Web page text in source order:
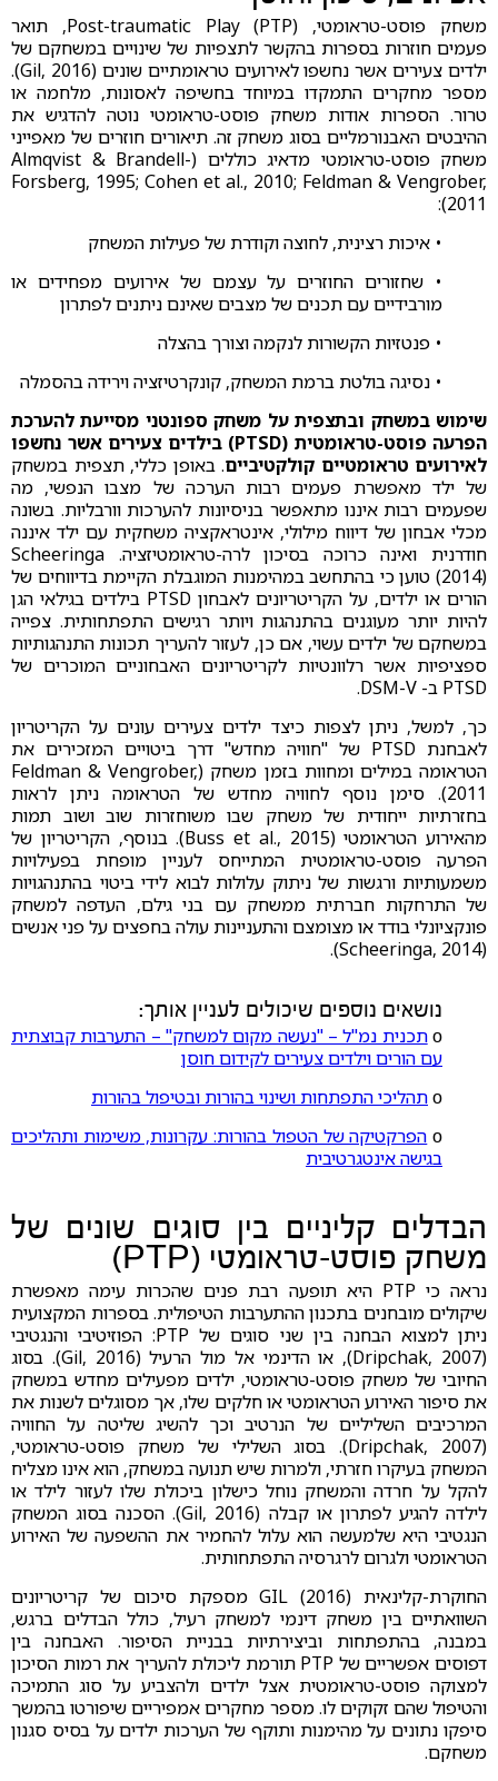
משחק פוסט-טראומטי, Post-traumatic Play (PTP), תואר
פעמים חוזרות בספרות בהקשר לתצפיות של שינויים במשחקם של
ילדים צעירים אשר נחשפו לאירועים טראומתיים שונים (Gil, 2016).
מספר מחקרים התמקדו במיוחד בחשיפה לאסונות, מלחמה או
טרור. הספרות אודות משחק פוסט-טראומטי נוטה להדגיש את
ההיבטים האבנורמליים בסוג משחק זה. תיאורים חוזרים של מאפייני
משחק פוסט-טראומטי מדאיג כוללים (Almqvist & Brandell-
Forsberg, 1995; Cohen et al., 2010; Feldman & Vengrober,
2011):
• איכות רצינית, לחוצה וקודרת של פעילות המשחק
• שחזורים החוזרים על עצמם של אירועים מפחידים או
מורבידיים עם תכנים של מצבים שאינם ניתנים לפתרון
• פנטזיות הקשורות לנקמה וצורך בהצלה
• נסיגה בולטת ברמת המשחק, קונקרטיזציה וירידה בהסמלה
שימוש במשחק ובתצפית על משחק ספונטני מסייעת להערכת
הפרעה פוסט-טראומטית (PTSD) בילדים צעירים אשר נחשפו
לאירועים טראומטיים קולקטיביים. באופן כללי, תצפית במשחק
של ילד מאפשרת פעמים רבות הערכה של מצבו הנפשי, מה
שפעמים רבות איננו מתאפשר בניסיונות להערכות וורבליות. בשונה
מכלי אבחון של דיווח מילולי, אינטראקציה משחקית עם ילד איננה
חודרנית ואינה כרוכה בסיכון לרה-טראומטיזציה. Scheeringa
(2014) טוען כי בהתחשב במהימנות המוגבלת הקיימת בדיווחים של
הורים או ילדים, על הקריטריונים לאבחון PTSD בילדים בגילאי הגן
להיות יותר מעוגנים בהתנהגות ויותר רגישים התפתחותית. צפייה
במשחקם של ילדים עשוי, אם כן, לעזור להעריך תכונות התנהגותיות
ספציפיות אשר רלוונטיות לקריטריונים האבחוניים המוכרים של
PTSD ב- DSM-V.
כך, למשל, ניתן לצפות כיצד ילדים צעירים עונים על הקריטריון
לאבחנת PTSD של "חוויה מחדש" דרך ביטויים המזכירים את
הטראומה במילים ומחוות בזמן משחק (Feldman & Vengrober,
2011). סימן נוסף לחוויה מחדש של הטראומה ניתן לראות
בחזרתיות ייחודית של משחק שבו משוחזרות שוב ושוב תמות
מהאירוע הטראומטי (Buss et al., 2015). בנוסף, הקריטריון של
הפרעה פוסט-טראומטית המתייחס לעניין מופחת בפעילויות
משמעותיות ורגשות של ניתוק עלולות לבוא לידי ביטוי בהתנהגויות
של התרחקות חברתית ממשחק עם בני גילם, העדפה למשחק
פונקציונלי בודד או מצומצם והתעניינות עולה בחפצים על פני אנשים
(Scheeringa, 2014).
נושאים נוספים שיכולים לעניין אותך:
οתכנית נמ"ל – "נעשה מקום למשחק" – התערבות קבוצתית
עם הורים וילדים צעירים לקידום חוסן
οתהליכי התפתחות ושינוי בהורות ובטיפול בהורות
ο הפרקטיקה של הטפול בהורות: עקרונות, משימות ותהליכים
בגישה אינטגרטיבית
הבדלים קליניים בין סוגים שונים של
משחק פוסט-טראומטי (PTP)
נראה כי PTP היא תופעה רבת פנים שהכרות עימה מאפשרת
שיקולים מובחנים בתכנון ההתערבות הטיפולית. בספרות המקצועית
ניתן למצוא הבחנה בין שני סוגים של PTP: הפוזיטיבי והנגטיבי
(Dripchak, 2007), או הדינמי אל מול הרעיל (Gil, 2016). בסוג
החיובי של משחק פוסט-טראומטי, ילדים מפעילים מחדש במשחק
את סיפור האירוע הטראומטי או חלקים שלו, אך מסוגלים לשנות את
המרכיבים השליליים של הנרטיב וכך להשיג שליטה על החוויה
(Dripchak, 2007). בסוג השלילי של משחק פוסט-טראומטי,
המשחק בעיקרו חזרתי, ולמרות שיש תנועה במשחק, הוא אינו מצליח
להקל על חרדה והמשחק נוחל כישלון ביכולת שלו לעזור לילד או
לילדה להגיע לפתרון או קבלה (Gil, 2016). הסכנה בסוג המשחק
הנגטיבי היא שלמעשה הוא עלול להחמיר את ההשפעה של האירוע
הטראומטי ולגרום לרגרסיה התפתחותית.
החוקרת-קלינאית GIL (2016) מספקת סיכום של קריטריונים
השוואתיים בין משחק דינמי למשחק רעיל, כולל הבדלים ברגש,
במבנה, בהתפתחות וביצירתיות בבניית הסיפור. האבחנה בין
דפוסים אפשריים של PTP תורמת ליכולת להעריך את רמות הסיכון
למצוקה פוסט-טראומטית אצל ילדים ולהצביע על סוג התמיכה
והטיפול שהם זקוקים לו. מספר מחקרים אמפיריים שיפורטו בהמשך
סיפקו נתונים על מהימנות ותוקף של הערכות ילדים על בסיס סגנון
משחקם.